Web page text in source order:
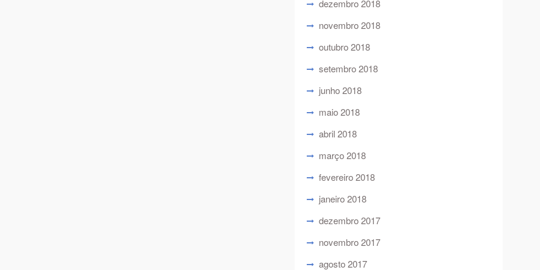
dezembro 2018
novembro 2018
outubro 2018
setembro 2018
junho 2018
maio 2018
abril 2018
março 2018
fevereiro 2018
janeiro 2018
dezembro 2017
novembro 2017
agosto 2017